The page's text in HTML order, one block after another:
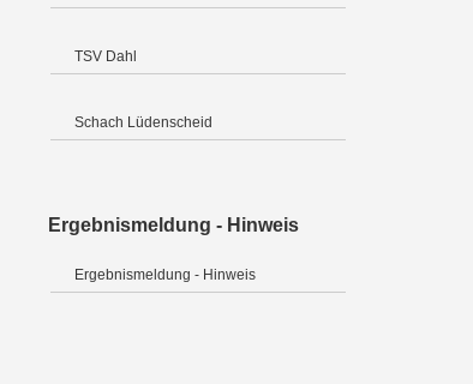
TSV Dahl
Schach Lüdenscheid
Ergebnismeldung - Hinweis
Ergebnismeldung - Hinweis